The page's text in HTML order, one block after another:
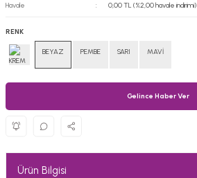
Havale
0,00 TL (%2,00 havale indirimi)
RENK
BEYAZ PEMBE SARI MAVİ
Gelince Haber Ver
Ürün Bilgisi